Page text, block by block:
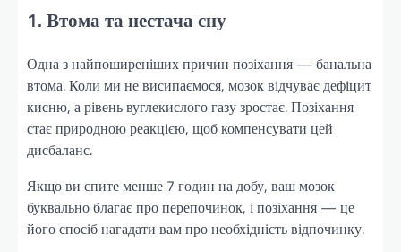
1. Втома та нестача сну
Одна з найпоширеніших причин позіхання — банальна
втома. Коли ми не висипаємося, мозок відчуває дефіцит
кисню, а рівень вуглекислого газу зростає. Позіхання
стає природною реакцією, щоб компенсувати цей
дисбаланс.
Якщо ви спите менше 7 годин на добу, ваш мозок
буквально благає про перепочинок, і позіхання — це
його спосіб нагадати вам про необхідність відпочинку.